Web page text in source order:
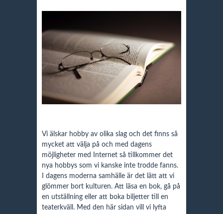
Vi älskar hobby av olika slag och det finns så
mycket att välja på och med dagens
möjligheter med Internet så tillkommer det
nya hobbys som vi kanske inte trodde fanns.
I dagens moderna samhälle är det lätt att vi
glömmer bort kulturen. Att läsa en bok, gå på
en utställning eller att boka biljetter till en
teaterkväll. Med den här sidan vill vi lyfta